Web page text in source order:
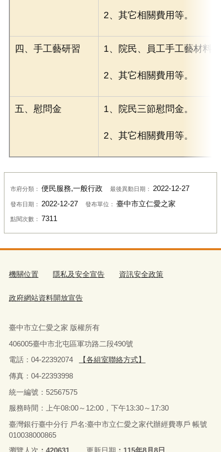
2、其它相關費用等。
四、手工藝研習 1、院民、員工手工藝材料
2、其它相關費用等。
五、慰問金 1、院民三節慰問金。
2、其它相關費用等。
市府分類： 便民服務,一般行政 最後異動日期： 2022-12-27
發布日期： 2022-12-27 發布單位： 臺中市立仁愛之家
點閱次數： 7311
機關位置 隱私及安全宣告 資訊安全政策
政府網站資料開放宣告
臺中市立仁愛之家 版權所有
406005臺中市北屯區軍功路二段490號
電話：04-22392074
【各組室聯絡方式】
傳真：04-22393998
統一編號：52567575
服務時間：上午08:00～12:00，下午13:30～17:30
臺灣銀行臺中分行 戶名:臺中市立仁愛之家代辦經費專戶 帳號
010038000865